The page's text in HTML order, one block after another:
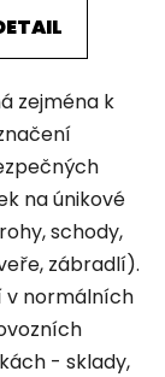
zejména k
na únikové
schody,
zábradlí).
v normálních
- sklady,